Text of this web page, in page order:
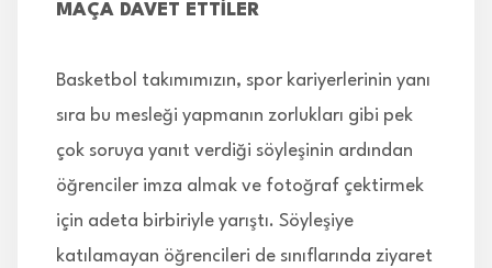
MAÇA DAVET ETTİLER
Basketbol takımımızın, spor kariyerlerinin yanı
sıra bu mesleği yapmanın zorlukları gibi pek
çok soruya yanıt verdiği söyleşinin ardından
öğrenciler imza almak ve fotoğraf çektirmek
için adeta birbiriyle yarıştı. Söyleşiye
katılamayan öğrencileri de sınıflarında ziyaret